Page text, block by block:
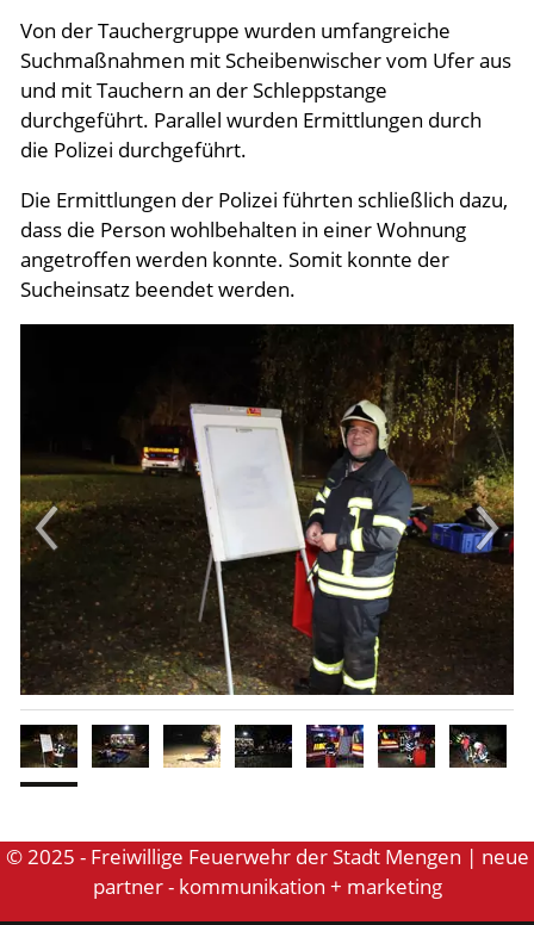
Von der Tauchergruppe wurden umfangreiche
Suchmaßnahmen mit Scheibenwischer vom Ufer aus
und mit Tauchern an der Schleppstange
durchgeführt. Parallel wurden Ermittlungen durch
die Polizei durchgeführt.
Die Ermittlungen der Polizei führten schließlich dazu,
dass die Person wohlbehalten in einer Wohnung
angetroffen werden konnte. Somit konnte der
Sucheinsatz beendet werden.
© 2025 - Freiwillige Feuerwehr der Stadt Mengen | neue
partner - kommunikation + marketing